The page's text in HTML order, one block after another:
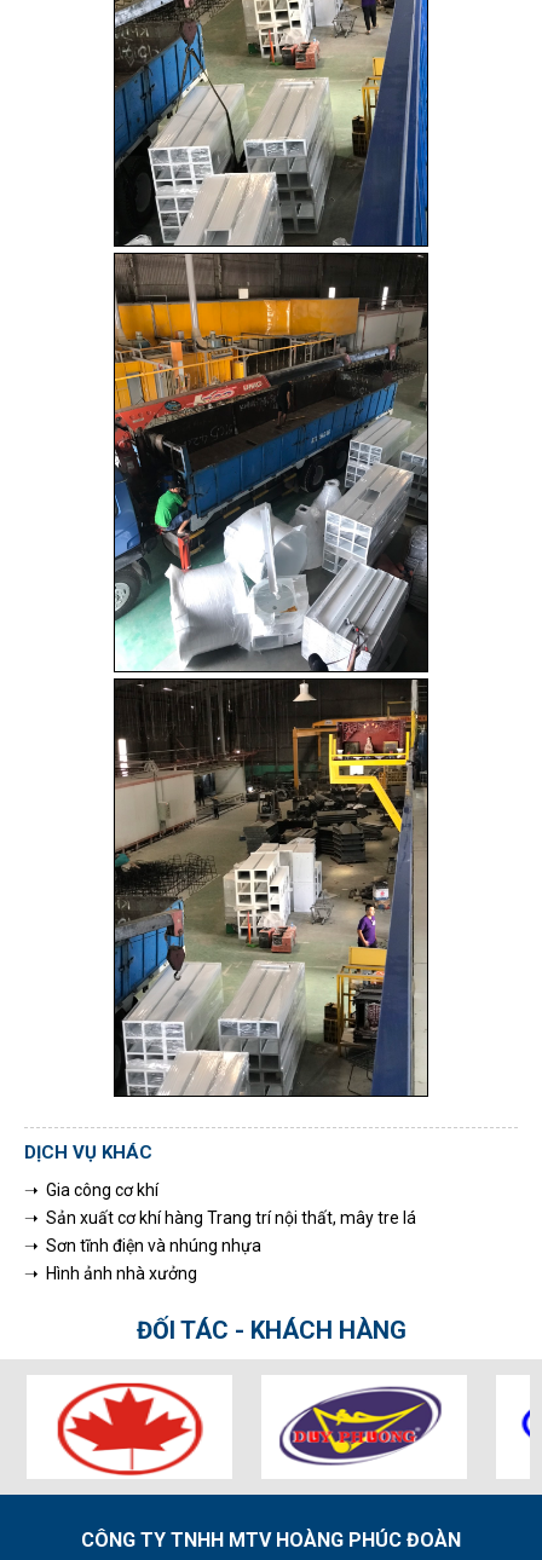
DỊCH VỤ KHÁC
➝ Gia công cơ khí
➝ Sản xuất cơ khí hàng Trang trí nội thất, mây tre lá
➝ Sơn tĩnh điện và nhúng nhựa
➝ Hình ảnh nhà xưởng
ĐỐI TÁC - KHÁCH HÀNG
CÔNG TY TNHH MTV HOÀNG PHÚC ĐOÀN